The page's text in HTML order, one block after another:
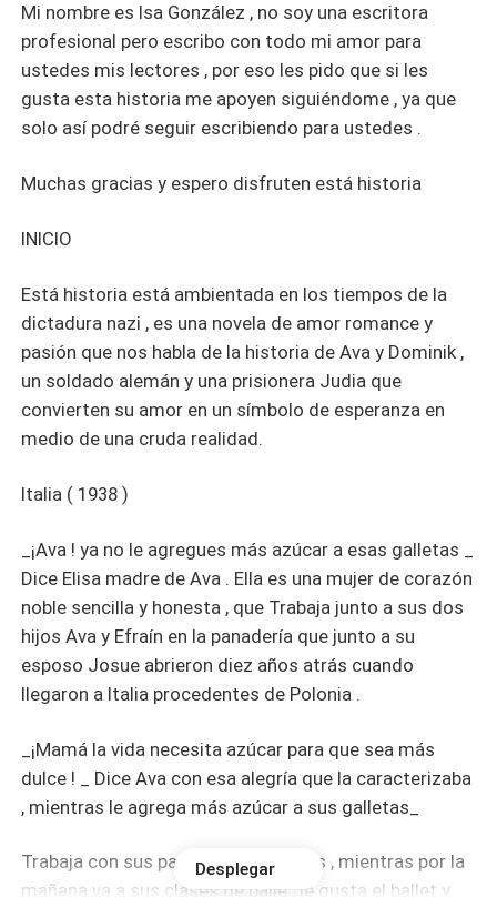
Mi nombre es Isa González , no soy una escritora
profesional pero escribo con todo mi amor para
ustedes mis lectores , por eso les pido que si les
gusta esta historia me apoyen siguiéndome , ya que
solo así podré seguir escribiendo para ustedes .
Muchas gracias y espero disfruten está historia
INICIO
Está historia está ambientada en los tiempos de la
dictadura nazi , es una novela de amor romance y
pasión que nos habla de la historia de Ava y Dominik ,
un soldado alemán y una prisionera Judia que
convierten su amor en un símbolo de esperanza en
medio de una cruda realidad.
Italia ( 1938 )
_¡Ava ! ya no le agregues más azúcar a esas galletas _
Dice Elisa madre de Ava . Ella es una mujer de corazón
noble sencilla y honesta , que Trabaja junto a sus dos
hijos Ava y Efraín en la panadería que junto a su
esposo Josue abrieron diez años atrás cuando
llegaron a Italia procedentes de Polonia .
_¡Mamá la vida necesita azúcar para que sea más
dulce ! _ Dice Ava con esa alegría que la caracterizaba
, mientras le agrega más azúcar a sus galletas_
Trabaja con sus padres por la tardes , mientras por la
mañana va a sus clases de baile , le gusta el ballet y
Desplegar